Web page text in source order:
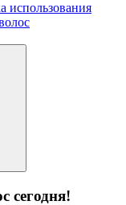
использования
сегодня!